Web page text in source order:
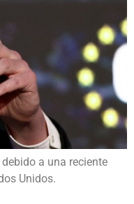
a una reciente
Unidos.